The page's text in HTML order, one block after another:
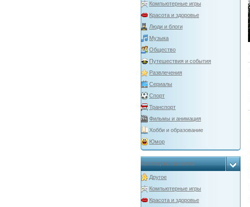
Компьютерные игры
Красота и здоровье
Люди и блоги
Музыка
Общество
Путешествия и события
Развлечения
Сериалы
Спорт
Транспорт
Фильмы и анимация
Хобби и образование
Юмор
Категории каналов
Другое
Компьютерные игры
Красота и здоровье